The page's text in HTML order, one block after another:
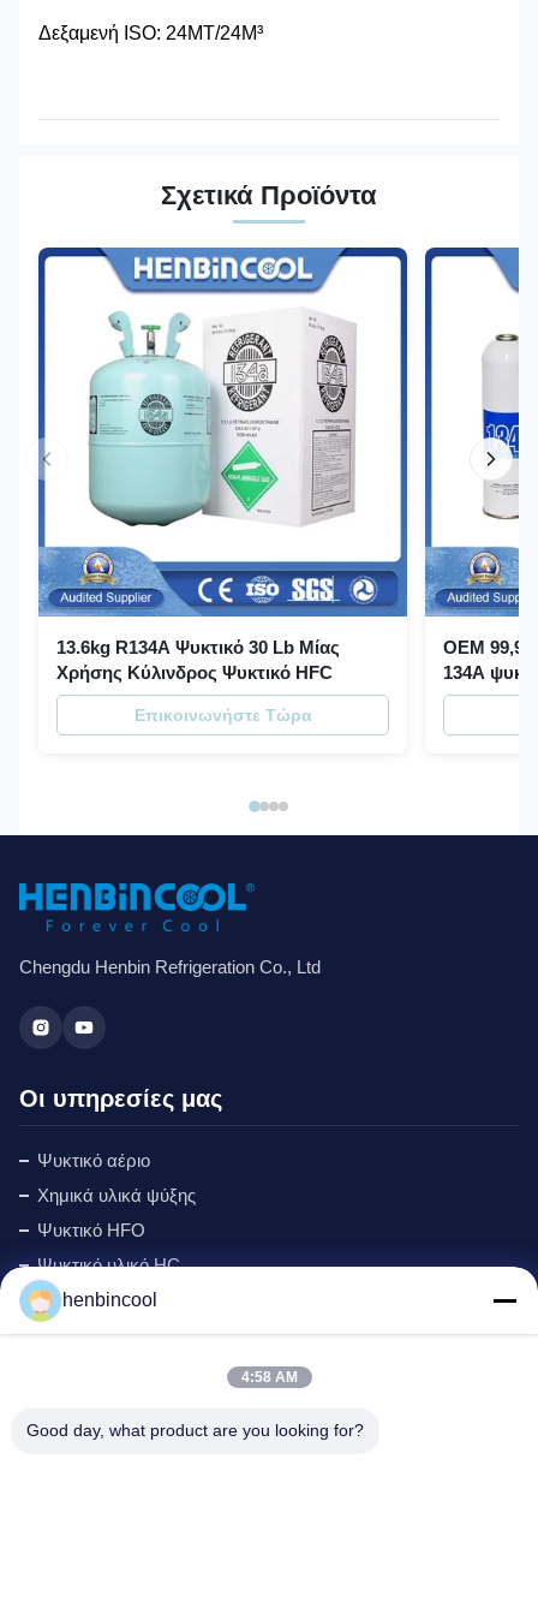
Δεξαμενή ISO: 24MT/24M³
Σχετικά Προϊόντα
13.6kg R134A Ψυκτικό 30 Lb Μίας
Χρήσης Κύλινδρος Ψυκτικό HFC
Επικοινωνήστε Τώρα
OEM
134A
Chengdu Henbin Refrigeration Co., Ltd
Οι υπηρεσίες μας
Ψυκτικό αέριο
Χημικά υλικά ψύξης
Ψυκτικό HFO
Ψυκτικό υλικό HC
Ψυκτικό Cyclopentane
Αέριο MAPP
εξαρτήματα ψύξης
henbincool
4:58 AM
Good day, what product are you looking for?